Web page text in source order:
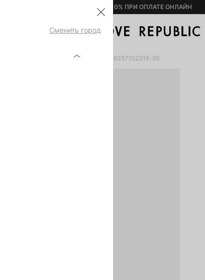
– 10% ПРИ ОПЛАТЕ ОНЛАЙН
Сменить город
БОДИ ИЗ ДЖЕРСИ С ДРАПИРОВКАМИ 6357102315-50